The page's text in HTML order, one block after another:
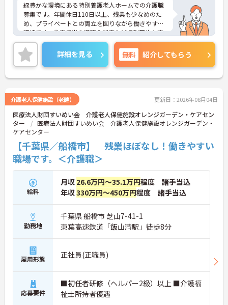
緑豊かな環境にある特別養護老人ホームでの介護職
募集です。年間休日110日以上、残業も少なめのた
め、プライベートとの両立を図りながら働きやすい
環境です。住宅手当や退職金制度など福利厚生も充
実しており、ご利用者様に寄り添った介護を実践し
たい方におすすめの求人です。
《おすすめポイント》
★無理なく長く働きやすい勤務環境です
・年間休日110日以上
・住宅手当あり
★地域福祉を支える法人運営の施設です
・特別養護老人ホームを中心に複数事業を展開
・地域に根差した福祉サービスを提供
・安定した法人基盤あり
★利用者様とじっくり関われる環境です
・特別養護老人ホームでの介護業務全般
・生活支援を中心とした介護を実践
・利用者様一人ひとりに寄り添える環境です
★福利厚生が充実しています
・退職金制度あり
・確定拠出年金制度あり
・各種社会保険完備
詳細を見る 無料 紹介してもらう
介護老人保健施設（老健） 更新日：2026年08月04日
医療法人財団すいめい会 介護老人保健施設オレンジガーデン・ケアセン
ター
医療法人財団すいめい会 介護老人保健施設オレンジガーデン・
ケアセンター
【千葉県／船橋市】 残業ほぼなし！働きやすい
職場です。＜介護職＞
給料
月収 26.6万円～35.1万円程度 諸手当込
年収330万円～450万円程度 諸手当込
勤務地
千葉県 船橋市 芝山7-41-1
東葉高速鉄道「飯山満駅」徒歩8分
雇用形態 正社員(正職員)
応募要件
■初任者研修（ヘルパー2級）以上 ■介護福
祉士所持者優遇